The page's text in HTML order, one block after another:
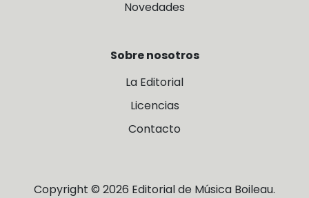
Novedades
Sobre nosotros
La Editorial
Licencias
Contacto
Copyright © 2026 Editorial de Música Boileau.